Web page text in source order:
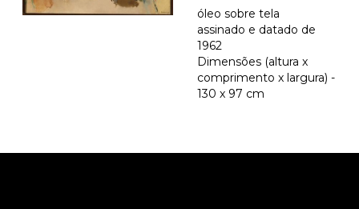
óleo sobre tela
assinado e datado de
1962
Dimensões (altura x
comprimento x largura) -
130 x 97 cm